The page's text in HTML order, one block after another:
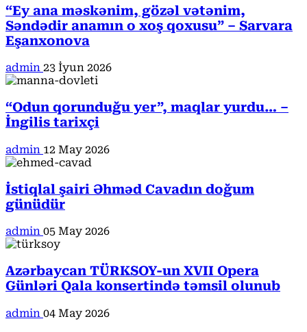
“Ey ana məskənim, gözəl vətənim,
Səndədir anamın o xoş qoxusu” – Sarvara
Eşanxonova
admin 23 İyun 2026
“Odun qorunduğu yer”, maqlar yurdu… –
İngilis tarixçi
admin 12 May 2026
İstiqlal şairi Əhməd Cavadın doğum
günüdür
admin 05 May 2026
Azərbaycan TÜRKSOY-un XVII Opera
Günləri Qala konsertində təmsil olunub
admin 04 May 2026